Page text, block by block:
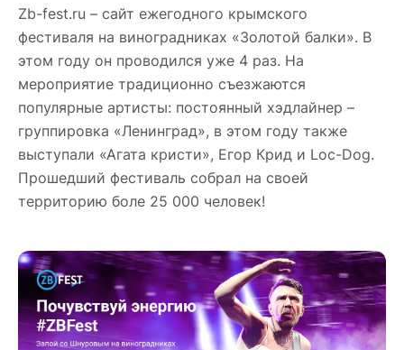
Zb-fest.ru – сайт ежегодного крымского
фестиваля на виноградниках «Золотой балки». В
этом году он проводился уже 4 раз. На
мероприятие традиционно съезжаются
популярные артисты: постоянный хэдлайнер –
группировка «Ленинград», в этом году также
выступали «Агата кристи», Егор Крид и Loc-Dog.
Прошедший фестиваль собрал на своей
территорию боле 25 000 человек!